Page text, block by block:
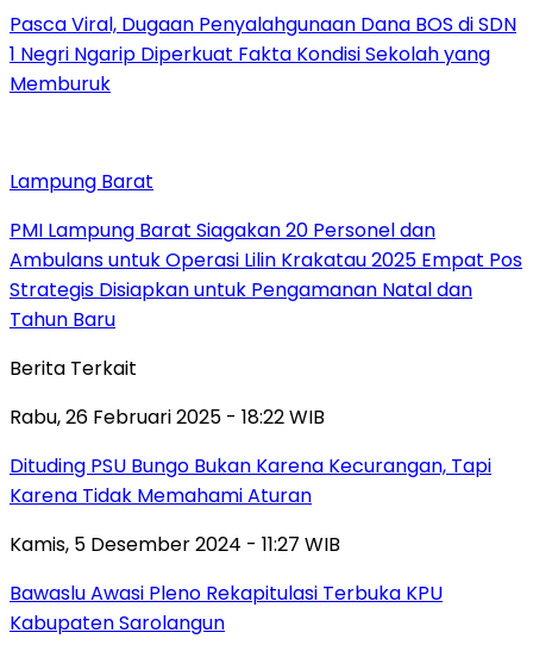
Pasca Viral, Dugaan Penyalahgunaan Dana BOS di SDN
1 Negri Ngarip Diperkuat Fakta Kondisi Sekolah yang
Memburuk
Lampung Barat
PMI Lampung Barat Siagakan 20 Personel dan
Ambulans untuk Operasi Lilin Krakatau 2025 Empat Pos
Strategis Disiapkan untuk Pengamanan Natal dan
Tahun Baru
Berita Terkait
Rabu, 26 Februari 2025 - 18:22 WIB
Dituding PSU Bungo Bukan Karena Kecurangan, Tapi
Karena Tidak Memahami Aturan
Kamis, 5 Desember 2024 - 11:27 WIB
Bawaslu Awasi Pleno Rekapitulasi Terbuka KPU
Kabupaten Sarolangun